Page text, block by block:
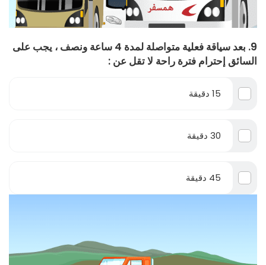
9. بعد سياقة فعلية متواصلة لمدة 4 ساعة ونصف ، يجب على
السائق إحترام فترة راحة لا تقل عن :
15 دقيقة
30 دقيقة
45 دقيقة